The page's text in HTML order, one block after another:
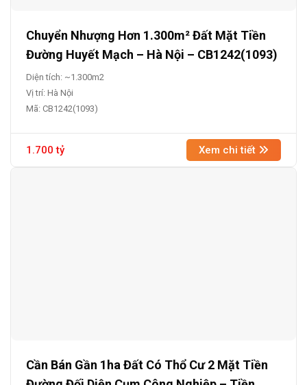
Chuyển Nhượng Hơn 1.300m² Đất Mặt Tiền
Đường Huyết Mạch – Hà Nội – CB1242(1093)
Diện tích: ~1.300m2
Vị trí: Hà Nội
Mã: CB1242(1093)
1.700 tỷ Xem chi tiết
Cần Bán Gần 1ha Đất Có Thổ Cư 2 Mặt Tiền